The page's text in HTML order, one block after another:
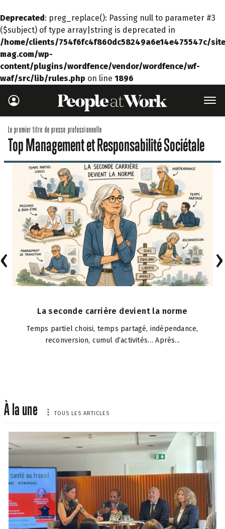
Deprecated: preg_replace(): Passing null to parameter #3
($subject) of type array|string is deprecated in
/home/clients/754f6fc4f860dc58249a6e14e475547c/
mag.com/wp-
content/plugins/wordfence/vendor/wordfence/wf-
waf/src/lib/rules.php on line 1896
Le premier titre de presse professionnelle
Top Management et Responsabilité Sociétale
La seconde carrière devient la norme
Temps partiel choisi, temps partagé, indépendance,
reconversion, cumul d’activités… Après...
‹ ›
À la une TOUS LES ARTICLES